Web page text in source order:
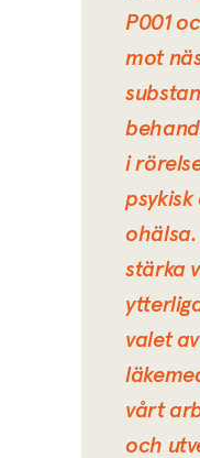
P001
mot
i
psykisk
stärka
valet
vårt
och